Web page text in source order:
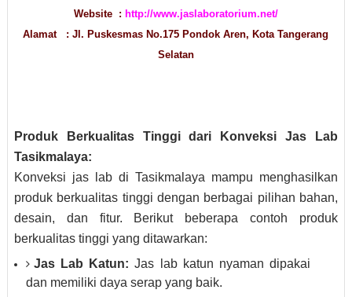
Website : http://www.jaslaboratorium.net/
Alamat : Jl. Puskesmas No.175 Pondok Aren, Kota Tangerang
Selatan
Produk Berkualitas Tinggi dari Konveksi Jas Lab
Tasikmalaya:
Konveksi jas lab di Tasikmalaya mampu menghasilkan
produk berkualitas tinggi dengan berbagai pilihan bahan,
desain, dan fitur. Berikut beberapa contoh produk
berkualitas tinggi yang ditawarkan:
Jas Lab Katun: Jas lab katun nyaman dipakai
dan memiliki daya serap yang baik.